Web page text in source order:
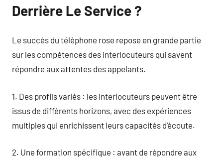
Derrière Le Service ?
Le succès du téléphone rose repose en grande partie
sur les compétences des interlocuteurs qui savent
répondre aux attentes des appelants.
1. Des profils variés : les interlocuteurs peuvent être
issus de différents horizons, avec des expériences
multiples qui enrichissent leurs capacités d’écoute.
2. Une formation spécifique : avant de répondre aux